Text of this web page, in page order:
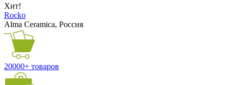
Хит!
Rocko
Alma Ceramica, Россия
20000+ товаров